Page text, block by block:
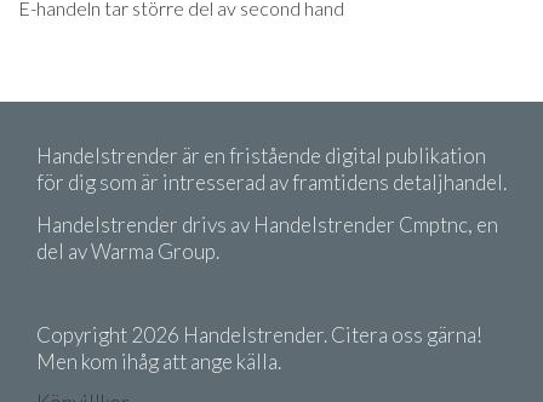
E-handeln tar större del av second hand
Handelstrender är en fristående digital publikation
för dig som är intresserad av framtidens detaljhandel.
Handelstrender drivs av Handelstrender Cmptnc, en
del av Warma Group.
Copyright 2026 Handelstrender. Citera oss gärna!
Men kom ihåg att ange källa.